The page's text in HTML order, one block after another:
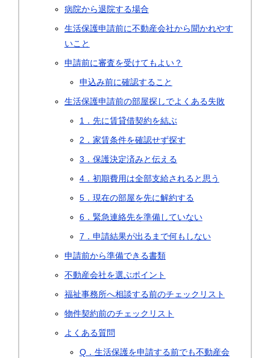
病院から退院する場合
生活保護申請前に不動産会社から聞かれやす
いこと
申請前に審査を受けてもよい？
申込み前に確認すること
生活保護申請前の部屋探しでよくある失敗
1．先に賃貸借契約を結ぶ
2．家賃条件を確認せず探す
3．保護決定済みと伝える
4．初期費用は全部支給されると思う
5．現在の部屋を先に解約する
6．緊急連絡先を準備していない
7．申請結果が出るまで何もしない
申請前から準備できる書類
不動産会社を選ぶポイント
福祉事務所へ相談する前のチェックリスト
物件契約前のチェックリスト
よくある質問
Q．生活保護を申請する前でも不動産会